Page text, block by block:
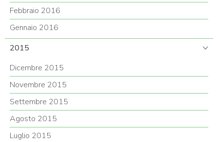
Febbraio 2016
Gennaio 2016
2015
Dicembre 2015
Novembre 2015
Settembre 2015
Agosto 2015
Luglio 2015